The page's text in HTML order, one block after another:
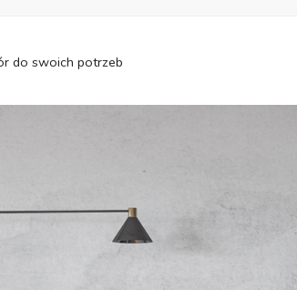
do swoich potrzeb